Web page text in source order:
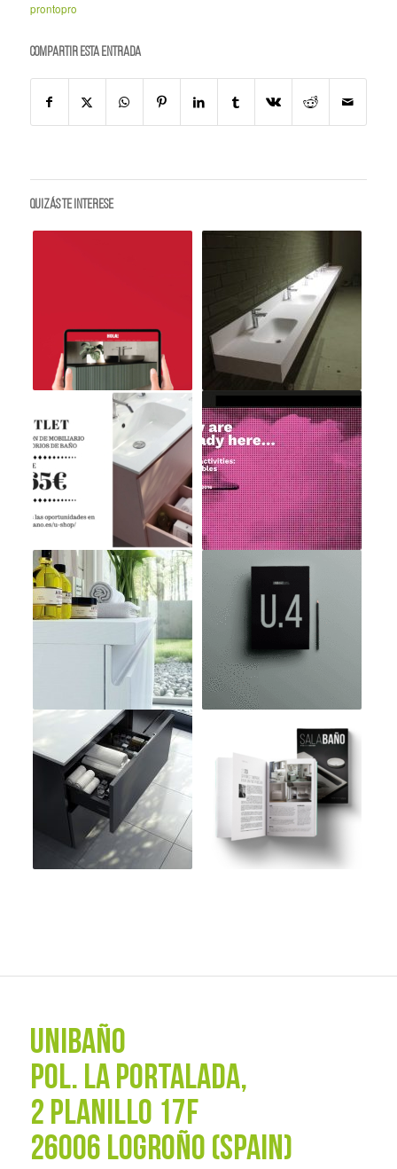
prontopro
Compartir esta entrada
Quizás te interese
UNIBAÑO
POL. La Portalada,
2 PLANILLO 17F
26006 LOGROÑO (SPAIN)